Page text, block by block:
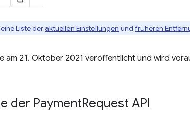
Liste deraktuellen Einstellungen und früheren
am 21. Oktober 2021 veröffentlicht und wird
der PaymentRequest API